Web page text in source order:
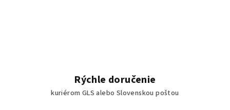
v
k
Rýchle doručenie
kuriérom GLS alebo Slovenskou poštou